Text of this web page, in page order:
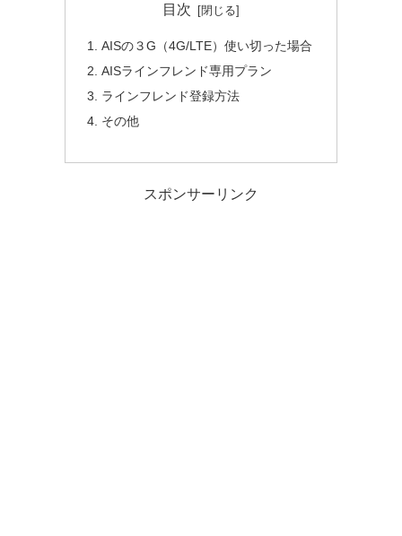
目次
AISの３G（4G/LTE）使い切った場合
AISラインフレンド専用プラン
ラインフレンド登録方法
その他
スポンサーリンク